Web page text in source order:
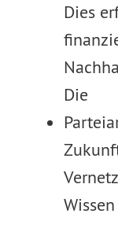
Dies
Die